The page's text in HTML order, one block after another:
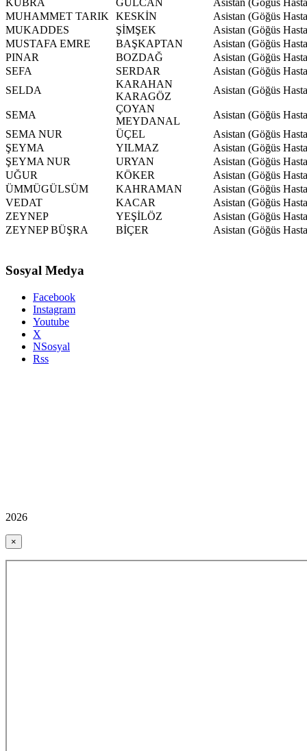
KÜBRA GÜLCAN
Asistan (Göğüs
MUHAMMET TARIK
KESKİN
Asistan (Göğüs
MUKADDES
ŞİMŞEK
Asistan (Göğüs
MUSTAFA EMRE
BAŞKAPTAN
Asistan (Göğüs
PINAR
BOZDAĞ
Asistan (Göğüs
SEFA
SERDAR
Asistan (Göğüs
SELDA
KARAHAN
KARAGÖZ
Asistan (Göğüs
SEMA
ÇOYAN
MEYDANAL
Asistan (Göğüs
SEMA NUR
ÜÇEL
Asistan (Göğüs
ŞEYMA
YILMAZ
Asistan (Göğüs
ŞEYMA NUR
URYAN
Asistan (Göğüs
UĞUR
KÖKER
Asistan (Göğüs
ÜMMÜGÜLSÜM
KAHRAMAN
Asistan (Göğüs
VEDAT
KACAR
Asistan (Göğüs
ZEYNEP
YEŞİLÖZ
Asistan (Göğüs
ZEYNEP BÜŞRA
BİÇER Asistan (Göğüs
Sosyal Medya
Facebook
Instagram
Youtube
X
NSosyal
Rss
2026
×